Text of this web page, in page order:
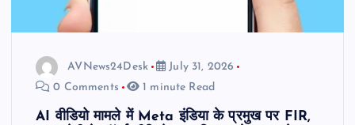
AVNews24Desk
July 31, 2026
0 Comments
1 minute Read
AI वीडियो मामले में Meta इंडिया के प्रमुख पर FIR,